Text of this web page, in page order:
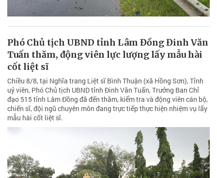
Phó Chủ tịch UBND tỉnh Lâm Đồng Đinh Văn
Tuấn thăm, động viên lực lượng lấy mẫu hài
cốt liệt sĩ
Chiều 8/8, tại Nghĩa trang Liệt sĩ Bình Thuận (xã Hồng Sơn), Tỉnh
uỷ viên, Phó Chủ tịch UBND tỉnh Đinh Văn Tuấn, Trưởng Ban Chỉ
đạo 515 tỉnh Lâm Đồng đã đến thăm, kiểm tra và động viên cán bộ,
chiến sĩ, đội ngũ chuyên môn đang trực tiếp thực hiện nhiệm vụ lấy
mẫu hài cốt liệt sĩ.